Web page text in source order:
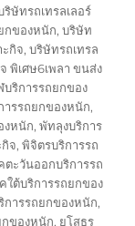
ริษัทรถเทรลเลอร์
กของหนัก,บริษัท
ะกิจ,บริษัทรถเทรล
พิเศษ6เพลา ขนส่ง
บริการรถยกของ
ารรถยกของหนัก,
งหนัก,พัทลุงบริการ
จ,พิจิตรบริการรถ
ตะวันออกบริการรถ
ใต้บริการรถยกของ
การรถยกของหนัก,
กของหนัก, ยโสธร